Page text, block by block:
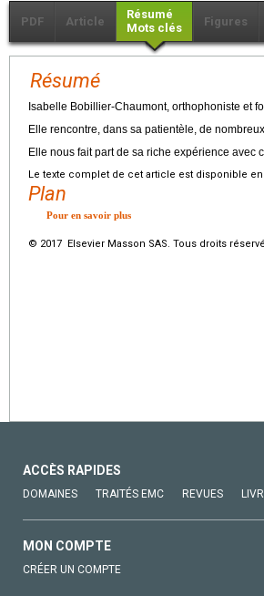
PDF Article
Résumé
Mots clés
Figures
Résumé
Isabelle Bobillier-Chaumont, orthophoniste et
Elle rencontre, dans sa patientèle, de
Elle nous fait part de sa riche expérience avec
Le texte complet de cet article est disponible en
Plan
Pour en savoir plus
© 2017 Elsevier Masson SAS. Tous droits
ACCÈS RAPIDES
DOMAINES TRAITÉS EMC REVUES
MON COMPTE
CRÉER UN COMPTE